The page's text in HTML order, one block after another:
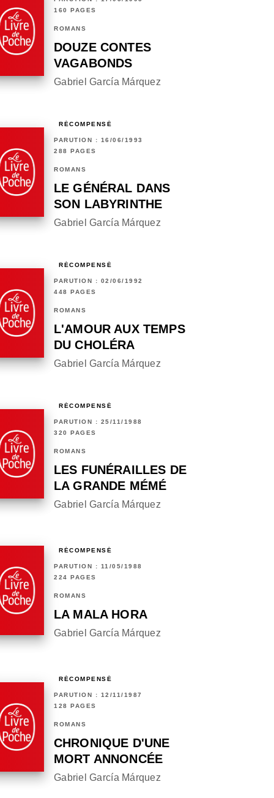
160 PAGES
ROMANS
DOUZE CONTES
VAGABONDS
Gabriel García Márquez
RÉCOMPENSÉ
PARUTION : 16/06/1993
288 PAGES
ROMANS
LE GÉNÉRAL DANS
SON LABYRINTHE
Gabriel García Márquez
RÉCOMPENSÉ
PARUTION : 02/06/1992
448 PAGES
ROMANS
L'AMOUR AUX TEMPS
DU CHOLÉRA
Gabriel García Márquez
RÉCOMPENSÉ
PARUTION : 25/11/1988
320 PAGES
ROMANS
LES FUNÉRAILLES DE
LA GRANDE MÉMÉ
Gabriel García Márquez
RÉCOMPENSÉ
PARUTION : 11/05/1988
224 PAGES
ROMANS
LA MALA HORA
Gabriel García Márquez
RÉCOMPENSÉ
PARUTION : 12/11/1987
128 PAGES
ROMANS
CHRONIQUE D'UNE
MORT ANNONCÉE
Gabriel García Márquez